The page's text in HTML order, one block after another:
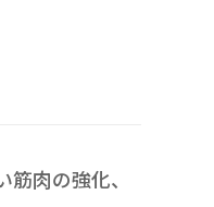
肉の強化、